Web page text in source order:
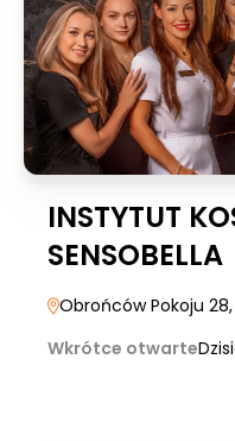
INSTYTUT
SENSOBELLA
Obrońców Pokoju 28
Wkrótce otwarte